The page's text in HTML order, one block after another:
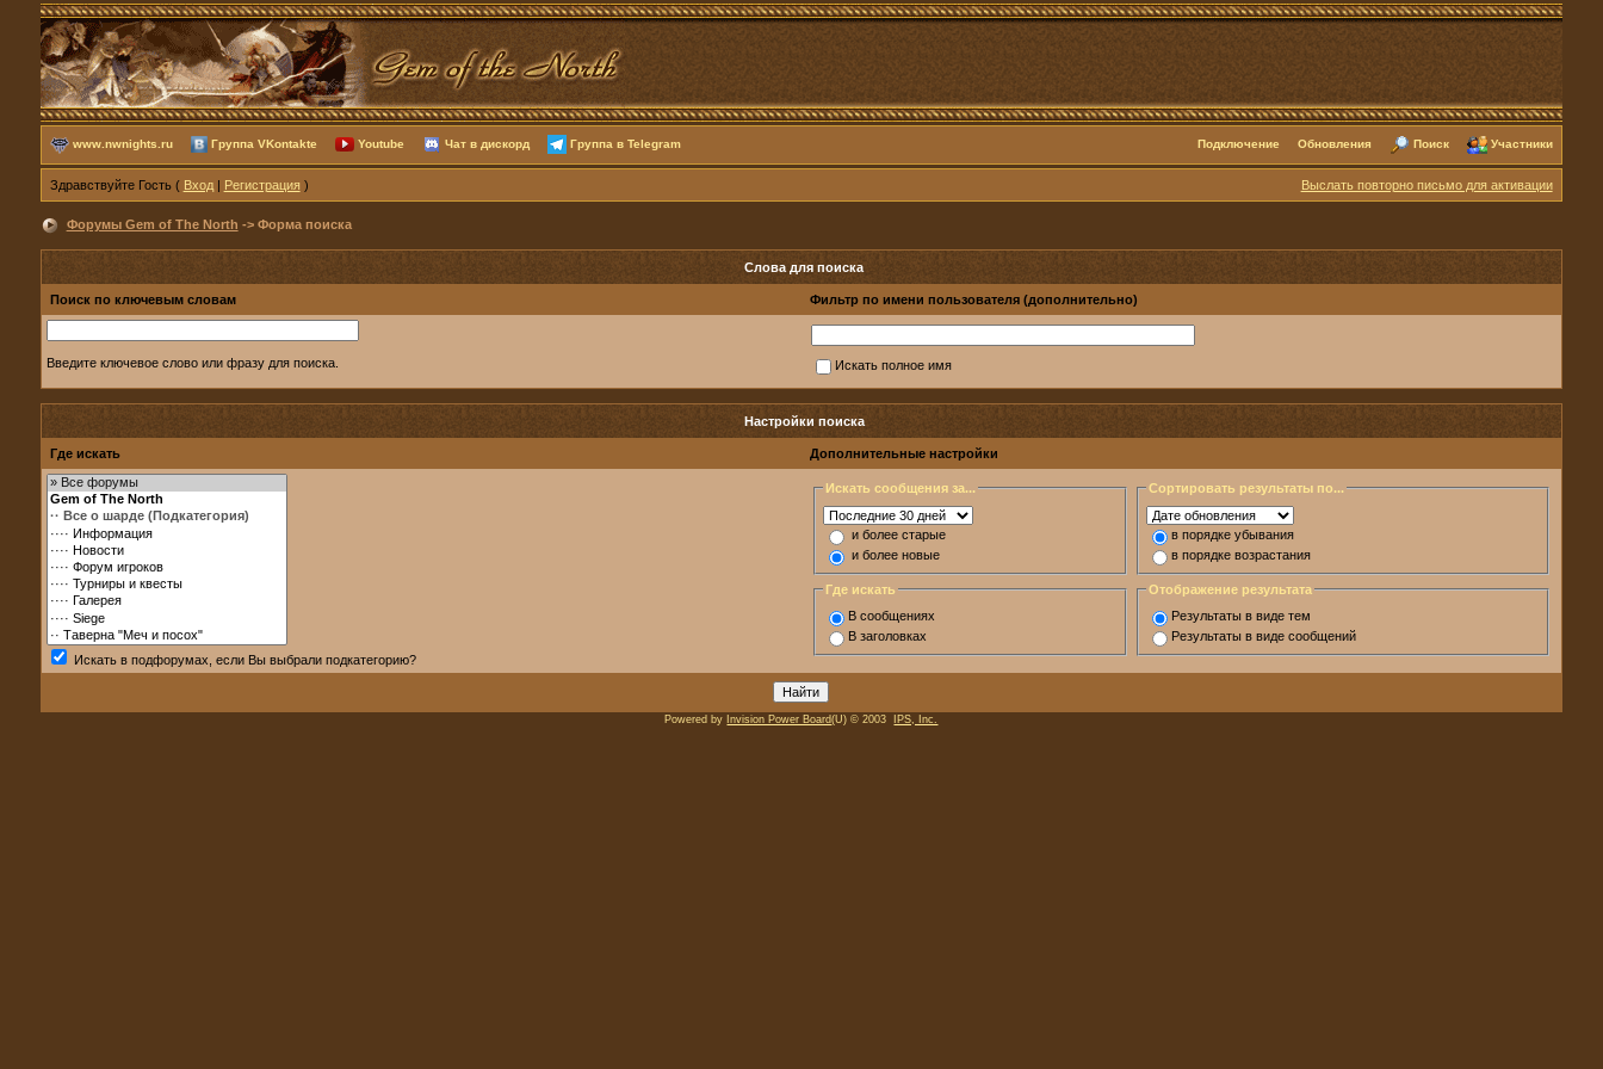
www.nwnights.ru Группа VKontakte Youtube Чат в дискорд Группа в Telegram Подключение Обновления Поиск Участники
Здравствуйте Гость ( Вход| Регистрация) Выслать повторно письмо для активации
Форумы Gem of The North -> Форма поиска
Слова для поиска
Поиск по ключевым словам Фильтр по имени пользователя (дополнительно)
Введите ключевое слово или фразу для поиска. Искать полное имя
Настройки поиска
Где искать Дополнительные настройки
Искать в подфорумах, если Вы выбрали подкатегорию?
Искать сообщения за...
и более старые
и более новые
Сортировать результаты по...
в порядке убывания
в порядке возрастания
Где искать
В сообщениях
В заголовках
Отображение результата
Результаты в виде тем
Результаты в виде сообщений
Powered by Invision Power Board(U) © 2003 IPS, Inc.